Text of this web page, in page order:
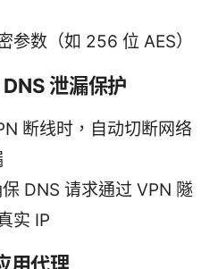
参数（如 256 位 AES）
泄漏保护
断线时，自动切断网络
DNS 请求通过 VPN 隧
实 IP